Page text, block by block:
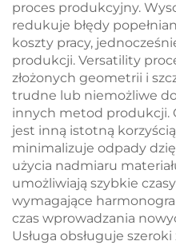
proces produkcyjny.
redukuje błędy
koszty pracy,
produkcji. Versatility
złożonych geometrii i
trudne lub niemożliwe
innych metod produkcji.
jest inną istotną
minimalizuje odpady
użycia nadmiaru
umożliwiają szybkie
wymagające
czas wprowadzania
Usługa obsługuje